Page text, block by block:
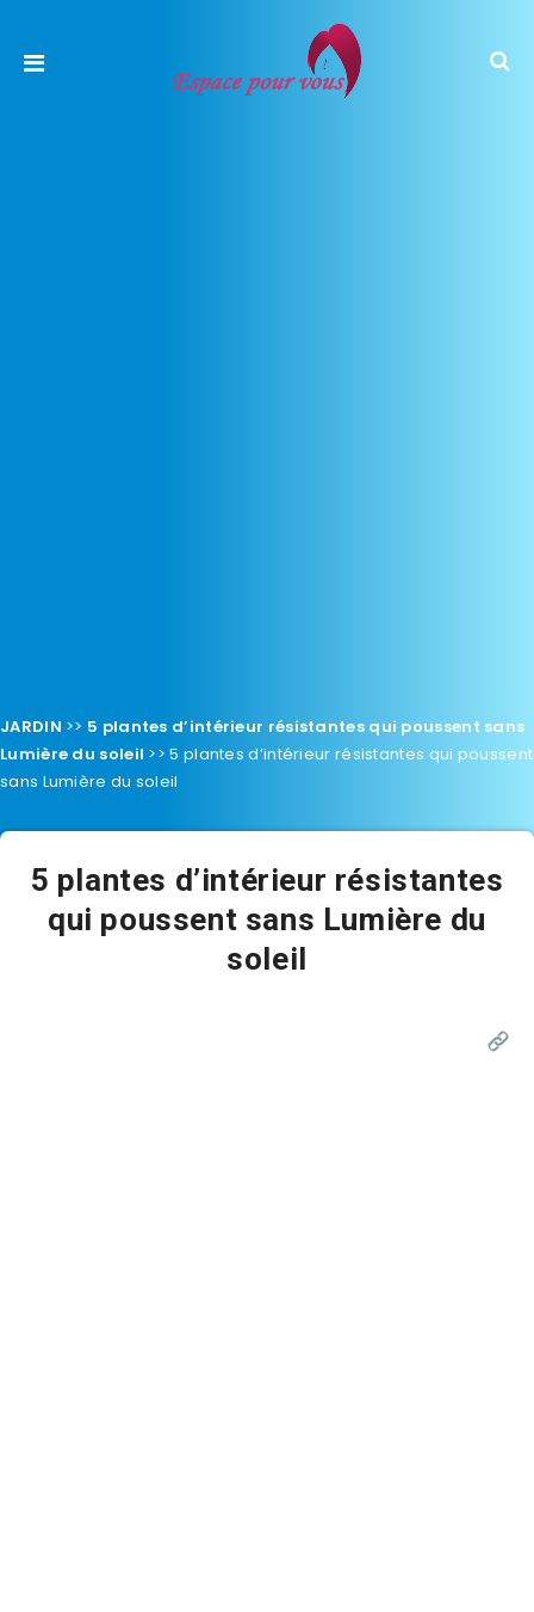
JARDIN >> 5 plantes d’intérieur résistantes qui poussent sans
Lumière du soleil >>5 plantes d’intérieur résistantes qui poussent
sans Lumière du soleil
5 plantes d’intérieur résistantes
qui poussent sans Lumière du
soleil